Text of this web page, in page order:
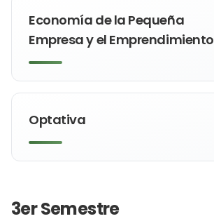
Economía de la Pequeña
Empresa y el Emprendimiento
Optativa
3er Semestre